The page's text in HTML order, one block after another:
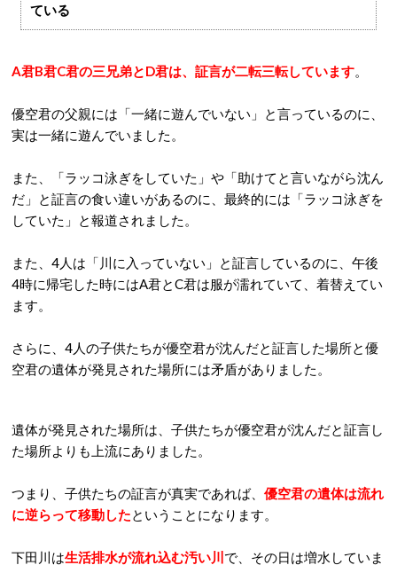
ている
A君B君C君の三兄弟とD君は、証言が二転三転しています。
優空君の父親には「一緒に遊んでいない」と言っているのに、
実は一緒に遊んでいました。
また、「ラッコ泳ぎをしていた」や「助けてと言いながら沈ん
だ」と証言の食い違いがあるのに、最終的には「ラッコ泳ぎを
していた」と報道されました。
また、4人は「川に入っていない」と証言しているのに、午後
4時に帰宅した時にはA君とC君は服が濡れていて、着替えてい
ます。
さらに、4人の子供たちが優空君が沈んだと証言した場所と優
空君の遺体が発見された場所には矛盾がありました。
遺体が発見された場所は、子供たちが優空君が沈んだと証言し
た場所よりも上流にありました。
つまり、子供たちの証言が真実であれば、 優空君の遺体は流れ
に逆らって移動したということになります。
下田川は生活排水が流れ込む汚い川 で、その日は増水していま